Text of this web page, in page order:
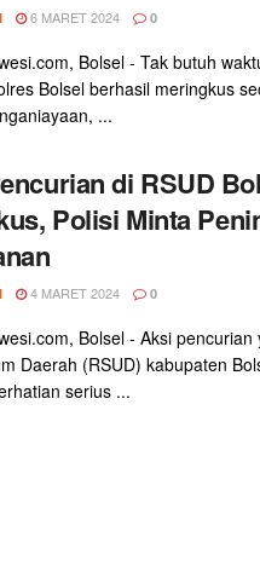
6 MARET 2024 0
Bolsel - Tak butuh
Bolsel berhasil meringkus
...
di RSUD
Polisi Minta
4 MARET 2024 0
Bolsel - Aksi
Daerah (RSUD) kabupaten
serius ...